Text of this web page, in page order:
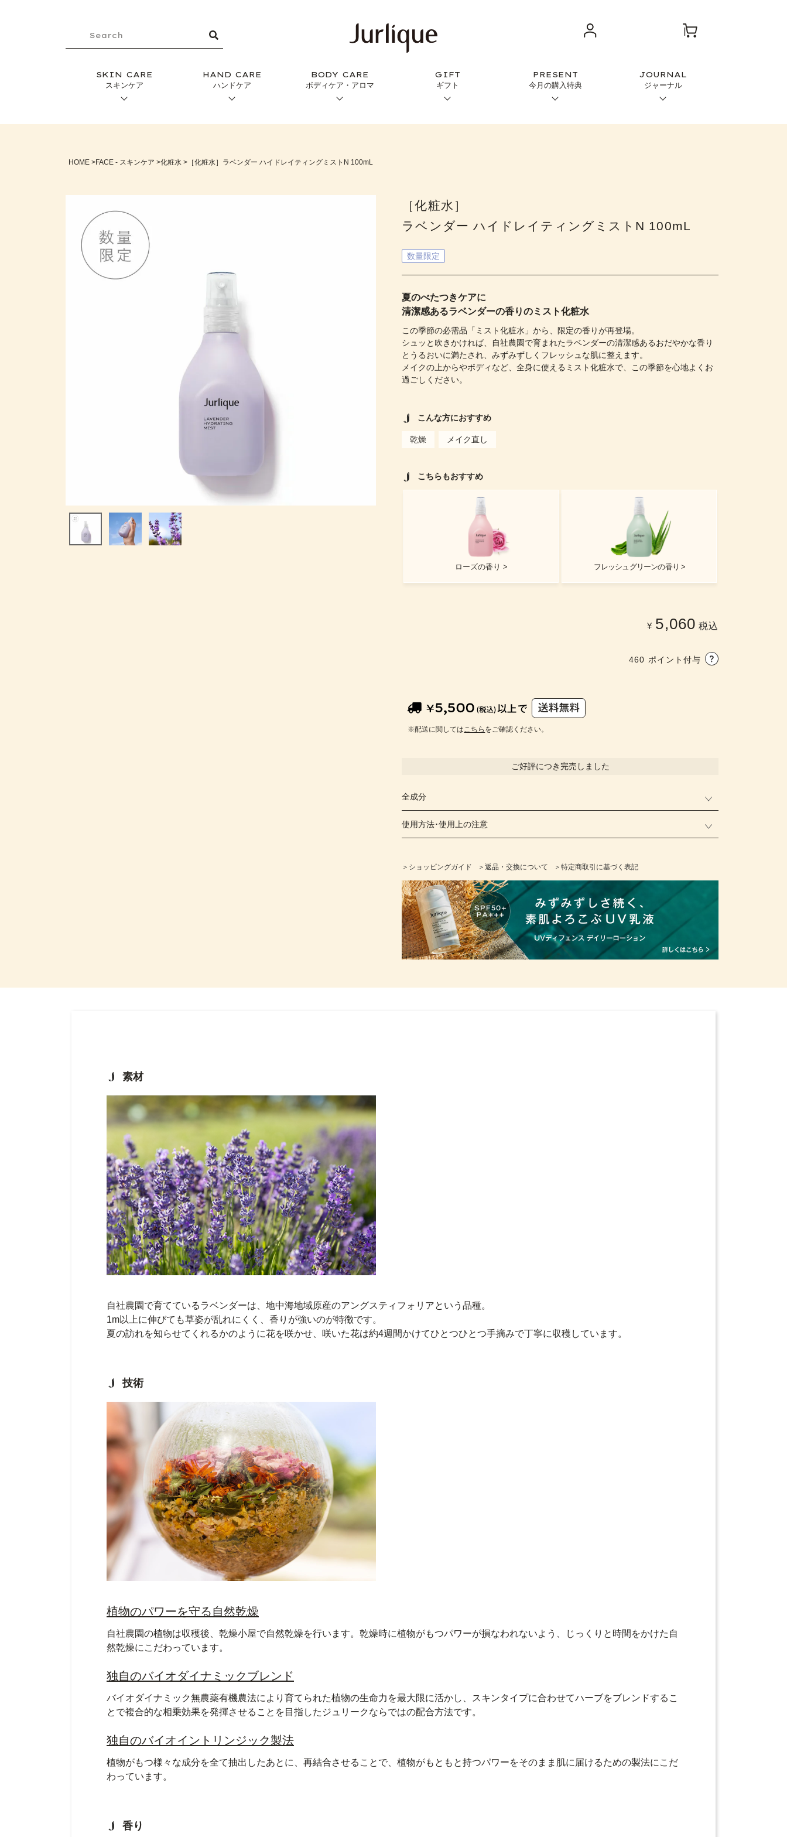
SKIN CARE
スキンケア
HAND CARE
ハンドケア
BODY CARE
ボディケア・アロマ
GIFT
ギフト
PRESENT
今月の購入特典
JOURNAL
ジャーナル
HOME FACE - スキンケア 化粧水 ［化粧水］ラベンダー ハイドレイティングミストN 100mL
［化粧水］
ラベンダー ハイドレイティングミストN 100mL
数量限定
夏のべたつきケアに
清潔感あるラベンダーの香りのミスト化粧水
この季節の必需品「ミスト化粧水」から、限定の香りが再登場。
シュッと吹きかければ、自社農園で育まれたラベンダーの清潔感あるおだやかな香り
とうるおいに満たされ、みずみずしくフレッシュな肌に整えます。
メイクの上からやボディなど、全身に使えるミスト化粧水で、この季節を心地よくお
過ごしください。
こんな方におすすめ
乾燥 メイク直し
こちらもおすすめ
ローズの香り > フレッシュグリーンの香り >
¥ 5,060 税込
460 ポイント付与
※配送に関してはこちら をご確認ください。
ご好評につき完売しました
全成分
使用方法･使用上の注意
＞ショッピングガイド ＞返品・交換について ＞特定商取引に基づく表記
素材
自社農園で育てているラベンダーは、地中海地域原産のアングスティフォリアという品種。
1m以上に伸びても草姿が乱れにくく、香りが強いのが特徴です。
夏の訪れを知らせてくれるかのように花を咲かせ、咲いた花は約4週間かけてひとつひとつ手摘みで丁寧に収穫しています。
技術
植物のパワーを守る自然乾燥
自社農園の植物は収穫後、乾燥小屋で自然乾燥を行います。乾燥時に植物がもつパワーが損なわれないよう、じっくりと時間をかけた自
然乾燥にこだわっています。
独自のバイオダイナミックブレンド
バイオダイナミック無農薬有機農法により育てられた植物の生命力を最大限に活かし、スキンタイプに合わせてハーブをブレンドするこ
とで複合的な相乗効果を発揮させることを目指したジュリークならではの配合方法です。
独自のバイオイントリンジック製法
植物がもつ様々な成分を全て抽出したあとに、再結合させることで、植物がもともと持つパワーをそのまま肌に届けるための製法にこだ
わっています。
香り